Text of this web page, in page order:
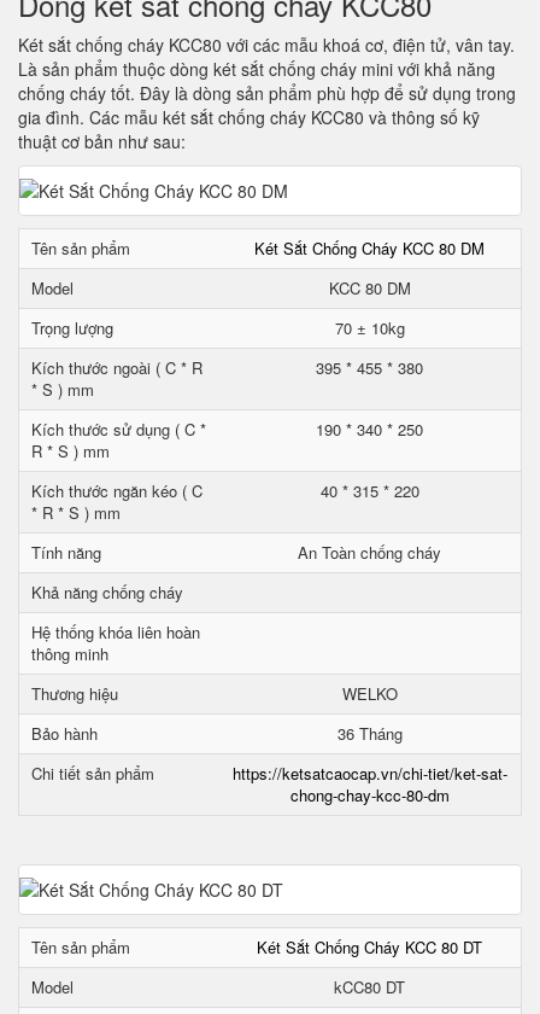
Két sắt chống cháy KCC80 với các mẫu khoá cơ, điện tử, vân tay.
Là sản phẩm thuộc dòng két sắt chống cháy mini với khả năng
chống cháy tốt. Đây là dòng sản phẩm phù hợp để sử dụng trong
gia đình. Các mẫu két sắt chống cháy KCC80 và thông số kỹ
thuật cơ bản như sau:
Tên sản phẩm
Két Sắt Chống Cháy KCC 80 DM
Model
KCC 80 DM
Trọng lượng
70 ± 10kg
Kích thước ngoài ( C * R
* S ) mm
395 * 455 * 380
Kích thước sử dụng ( C *
R * S ) mm
190 * 340 * 250
Kích thước ngăn kéo ( C
* R * S ) mm
40 * 315 * 220
Tính năng
An Toàn chống cháy
Khả năng chống cháy
Hệ thống khóa liên hoàn
thông minh
Thương hiệu
WELKO
Bảo hành
36 Tháng
Chi tiết sản phẩm
https://ketsatcaocap.vn/chi-tiet/ket-sat-
chong-chay-kcc-80-dm
Tên sản phẩm
Két Sắt Chống Cháy KCC 80 DT
Model
kCC80 DT